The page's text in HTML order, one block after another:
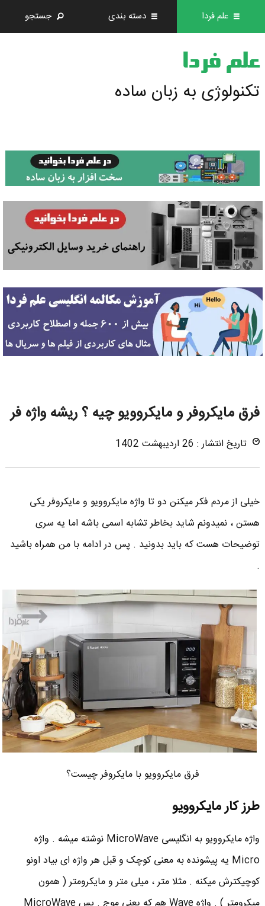
علم فردا دسته بندی جستجو
علم فردا
تکنولوژی به زبان ساده
فرق مایکروفر و مایکروویو چیه ؟ ریشه واژه فر
تاریخ انتشار : 26 اردیبهشت 1402
خیلی از مردم فکر میکنن دو تا واژه مایکروویو و مایکروفر یکی
هستن ، نمیدونم شاید بخاطر تشابه اسمی باشه اما یه سری
توضیحات هست که باید بدونید . پس در ادامه با من همراه باشید
.
فرق مایکروویو با مایکروفر چیست؟
طرز کار مایکروویو
واژه مایکروویو به انگلیسی MicroWave نوشته میشه . واژه
Micro یه پیشونده به معنی کوچک و قبل هر واژه ای بیاد اونو
کوچیکترش میکنه . مثلا متر ، میلی متر و مایکرومتر ( همون